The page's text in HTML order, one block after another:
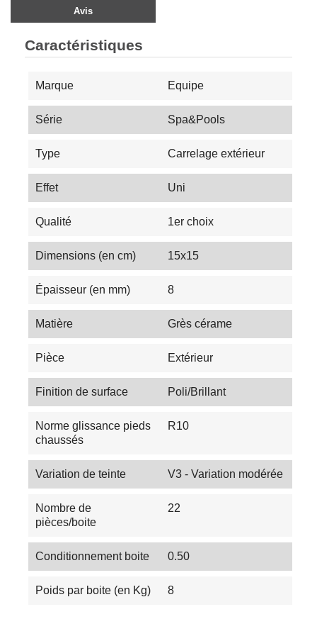
Avis
Caractéristiques
Marque Equipe
Série Spa&Pools
Type Carrelage extérieur
Effet Uni
Qualité 1er choix
Dimensions (en cm) 15x15
Épaisseur (en mm) 8
Matière Grès cérame
Pièce Extérieur
Finition de surface Poli/Brillant
Norme glissance pieds
chaussés
R10
Variation de teinte V3 - Variation modérée
Nombre de
pièces/boite
22
Conditionnement boite 0.50
Poids par boite (en Kg) 8